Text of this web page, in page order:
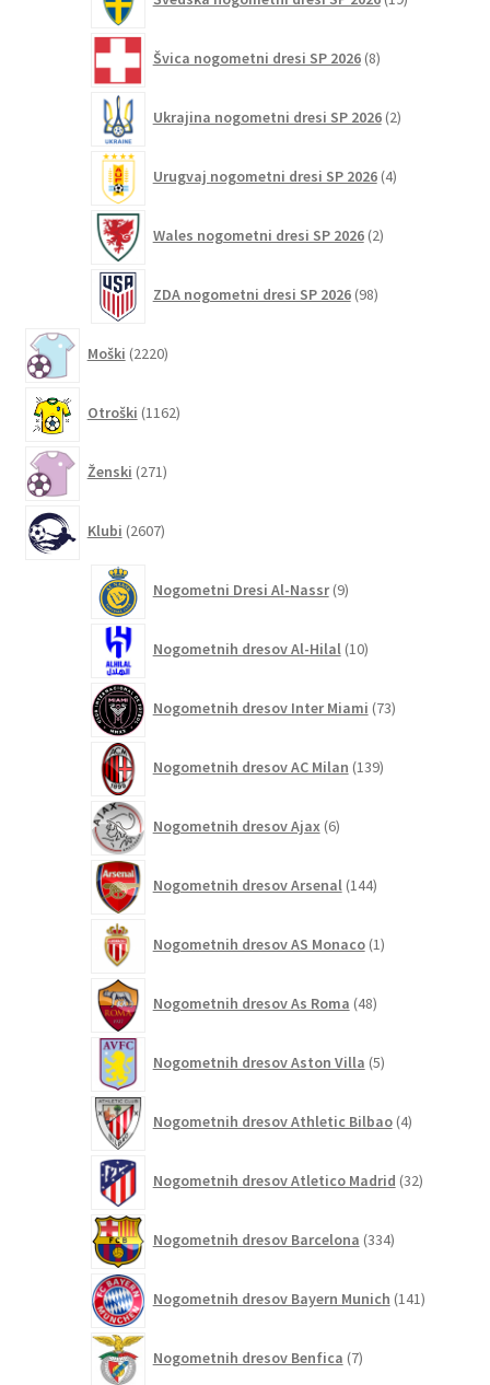
izdelkov
Švica nogometni dresi SP 2026 8izdelkov
Ukrajina nogometni dresi SP 2026 2izdelka
Urugvaj nogometni dresi SP 2026 4izdelki
Wales nogometni dresi SP 2026 2izdelka
ZDA nogometni dresi SP 2026 98izdelkov
Moški 2220izdelkov
Otroški 1162izdelkov
Ženski 271izdelkov
Klubi 2607izdelkov
Nogometni Dresi Al-Nassr 9izdelkov
Nogometnih dresov Al-Hilal 10izdelkov
Nogometnih dresov Inter Miami 73izdelkov
Nogometnih dresov AC Milan 139izdelkov
Nogometnih dresov Ajax 6izdelkov
Nogometnih dresov Arsenal 144izdelkov
Nogometnih dresov AS Monaco 1izdelek
Nogometnih dresov As Roma 48izdelkov
Nogometnih dresov Aston Villa 5izdelkov
Nogometnih dresov Athletic Bilbao 4izdelki
Nogometnih dresov Atletico Madrid 32izdelkov
Nogometnih dresov Barcelona 334izdelkov
Nogometnih dresov Bayern Munich 141izdelkov
Nogometnih dresov Benfica 7izdelkov